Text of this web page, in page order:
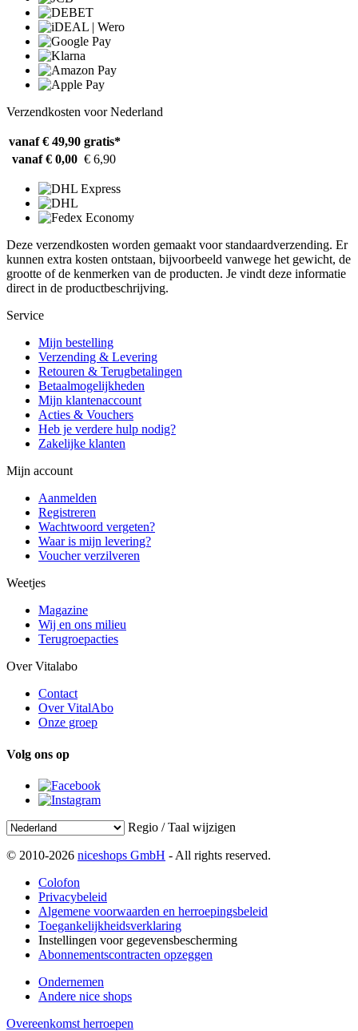
Verzendkosten voor Nederland
vanaf € 49,90 gratis*
vanaf € 0,00 € 6,90
Deze verzendkosten worden gemaakt voor standaardverzending. Er
kunnen extra kosten ontstaan, bijvoorbeeld vanwege het gewicht, de
grootte of de kenmerken van de producten. Je vindt deze informatie
direct in de productbeschrijving.
Service
Mijn bestelling
Verzending & Levering
Retouren & Terugbetalingen
Betaalmogelijkheden
Mijn klantenaccount
Acties & Vouchers
Heb je verdere hulp nodig?
Zakelijke klanten
Mijn account
Aanmelden
Registreren
Wachtwoord vergeten?
Waar is mijn levering?
Voucher verzilveren
Weetjes
Magazine
Wij en ons milieu
Terugroepacties
Over Vitalabo
Contact
Over VitalAbo
Onze groep
Volg ons op
Regio / Taal wijzigen
© 2010-2026 niceshops GmbH - All rights reserved.
Colofon
Privacybeleid
Algemene voorwaarden en herroepingsbeleid
Toegankelijkheidsverklaring
Instellingen voor gegevensbescherming
Abonnementscontracten opzeggen
Ondernemen
Andere nice shops
Overeenkomst herroepen